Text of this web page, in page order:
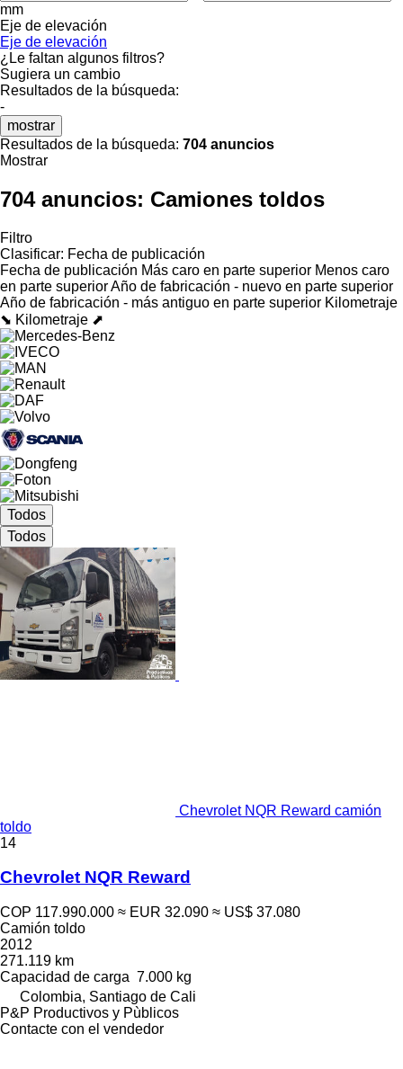
mm
Eje de elevación
Eje de elevación
¿Le faltan algunos filtros?
Sugiera un cambio
Resultados de la búsqueda:
-
mostrar
Resultados de la búsqueda: 704 anuncios
Mostrar
704 anuncios: Camiones toldos
Filtro
Clasificar: Fecha de publicación
Fecha de publicación Más caro en parte superior Menos caro
en parte superiorAño de fabricación - nuevo en parte superior
Año de fabricación - más antiguo en parte superior Kilometraje
⬊ Kilometraje ⬈
Todos
Todos
Chevrolet NQR Reward camión
toldo
14
Chevrolet NQR Reward
COP 117.990.000 ≈ EUR 32.090 ≈ US$ 37.080
Camión toldo
2012
271.119 km
Capacidad de carga 7.000 kg
Colombia, Santiago de Cali
P&P Productivos y Pùblicos
Contacte con el vendedor